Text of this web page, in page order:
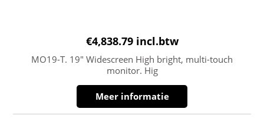
€4,838.79 incl.btw
MO19-T. 19″ Widescreen High bright, multi-touch
monitor. Hig
Meer informatie